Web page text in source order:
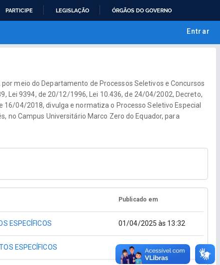
PARTICIPE LEGISLAÇÃO ÓRGÃOS DO GOVERNO
Entrar
meio do Departamento de Processos Seletivos e Concursos
Lei 9394, de 20/12/1996, Lei 10.436, de 24/04/2002, Decreto,
04/2018, divulga e normatiza o Processo Seletivo Especial
no Campus Universitário Marco Zero do Equador, para
Publicado em
ESPECÍFICOS 01/04/2025 às 13:32
ESPECÍFICOS 26/03/2025 às 26:43